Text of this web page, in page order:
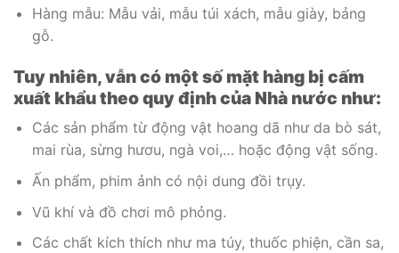
Hàng mẫu: Mẫu vải, mẫu túi xách, mẫu giày, bảng
gỗ.
Tuy nhiên, vẫn có một số mặt hàng bị cấm
xuất khẩu theo quy định của Nhà nước như:
Các sản phẩm từ động vật hoang dã như da bò sát,
mai rùa, sừng hươu, ngà voi,… hoặc động vật sống.
Ấn phẩm, phim ảnh có nội dung đồi trụy.
Vũ khí và đồ chơi mô phỏng.
Các chất kích thích như ma túy, thuốc phiện, cần sa,